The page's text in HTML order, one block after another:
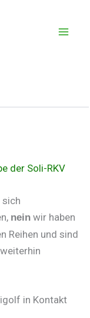
der Soli-RKV
sich
nein wir haben
Reihen und sind
in Kontakt